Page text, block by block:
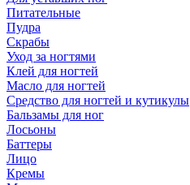
Питательные
Пудра
Скрабы
Уход за ногтями
Клей для ногтей
Масло для ногтей
Средство для ногтей и кутикулы
Бальзамы для ног
Лосьоны
Баттеры
Лицо
Кремы